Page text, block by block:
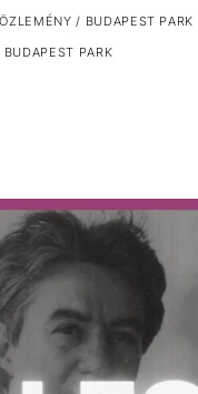
/ BUDAPEST PARK
BUDAPEST PARK